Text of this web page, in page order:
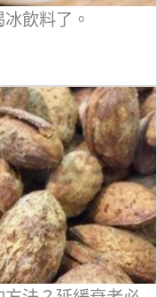
飲料了。